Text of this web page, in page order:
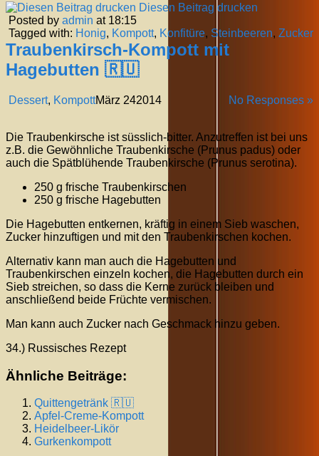
Diesen Beitrag drucken
Posted by admin at 18:15
Tagged with: Honig, Kompott, Konfitüre, Steinbeeren, Zucker
Traubenkirsch-Kompott mit
Hagebutten 🇷🇺
Dessert, Kompott No Responses »
März 242014
Die Traubenkirsche ist süsslich-bitter. Anzutreffen ist bei uns
z.B. die Gewöhnliche Traubenkirsche (Prunus padus) oder
auch die Spätblühende Traubenkirsche (Prunus serotina).
250 g frische Traubenkirschen
250 g frische Hagebutten
Die Hagebutten entkernen, kräftig in einem Sieb waschen,
Zucker hinzuftigen und mit den Traubenkirschen kochen.
Alternativ kann man auch die Hagebutten und
Traubenkirschen einzeln kochen, die Hagebutten durch ein
Sieb streichen, so dass die Kerne zurück bleiben und
anschließend beide Früchte vermischen.
Man kann auch Zucker nach Geschmack hinzu geben.
34.) Russisches Rezept
Ähnliche Beiträge:
Quittengetränk 🇷🇺
Apfel-Creme-Kompott
Heidelbeer-Likör
Gurkenkompott